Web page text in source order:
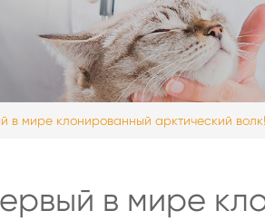
в мире клонированный арктический
в мире